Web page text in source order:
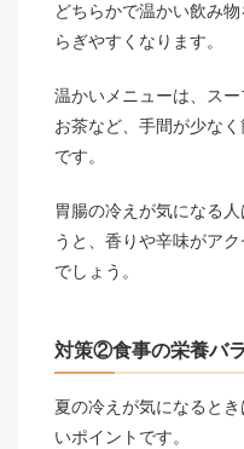
どちらかで温かい飲み
らぎやすくなります。
温かいメニューは、ス
お茶など、手間が少な
です。
胃腸の冷えが気になる
うと、香りや辛味がア
でしょう。
対策②食事の栄養バ
夏の冷えが気になると
いポイントです。